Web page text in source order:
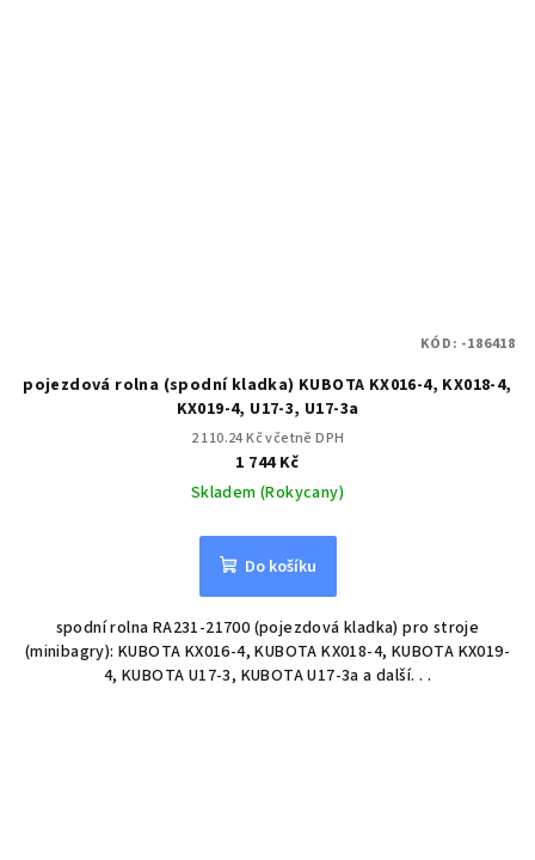
pojezdová rolna (spodní kladka) KUBOTA KX016-4, KX018-4,
KX019-4, U17-3, U17-3a
2 110.24 Kč včetně DPH
1 744 Kč
Skladem (Rokycany)
Do košíku
spodní rolna RA231-21700 (pojezdová kladka) pro stroje
(minibagry): KUBOTA KX016-4, KUBOTA KX018-4, KUBOTA KX019-
4, KUBOTA U17-3, KUBOTA U17-3a a další. . .
KÓD: -186418